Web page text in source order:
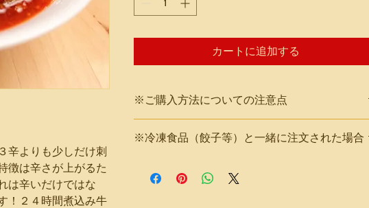
辛よりも少しだけ刺
徴は辛さが上がるた
は辛いだけではな
！２４時間煮込み牛
カートに追加する
※ご購入方法についての注意点
【コンビニ決済】または
クレジットカードJCBの場合は【Paypal】
※冷凍食品（餃子等）と一緒に注文された場合
での配送になるため、内容物が冷凍または半冷凍状態で